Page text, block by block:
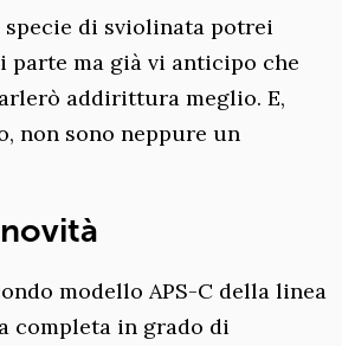
specie di sviolinata potrei
parte ma già vi anticipo che
addirittura meglio. E,
non sono neppure un
modello APS-C della linea
completa in grado di